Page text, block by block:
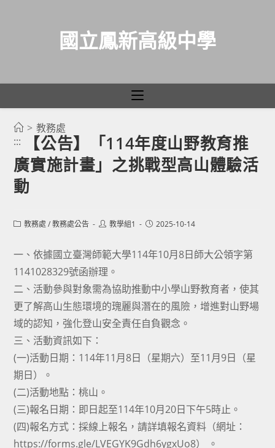
國立鳳新高級中學
> 教務處
:::
【公告】「114年度山野教育推
廣實施計畫」之挑戰型高山體驗活
動
Post教務處 / 教務處公告
Post教學組1
Post2025-10-14
一、依據國立臺灣師範大學114年10月8日師大公領字第
1141028329號函辦理。
二、活動參與對象需為協助推動中小學山野教育者，使其
更了解高山生態環境的瑰麗與潛在的風險，增進對山野場
域的認知，強化登山安全責任自負觀念。
三、活動資訊如下：
(一)活動日期：114年11月8日（星期六）至11月9日（星
期日）。
(二)活動地點：桃山。
(三)報名日期：即日起至114年10月20日下午5時止。
(四)報名方式：採線上報名，請詳填報名資料（網址：
https://forms.gle/LVEGYK9Gdh6ygxUo8） 。